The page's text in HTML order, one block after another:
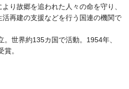
り故郷を追われた人々の命を守り、
再建の支援などを行う国連の機関で
135カ国で活動。1954年、
。